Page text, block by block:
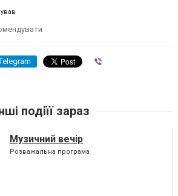
подіїї зараз
Музичний вечір
Розважальна програма